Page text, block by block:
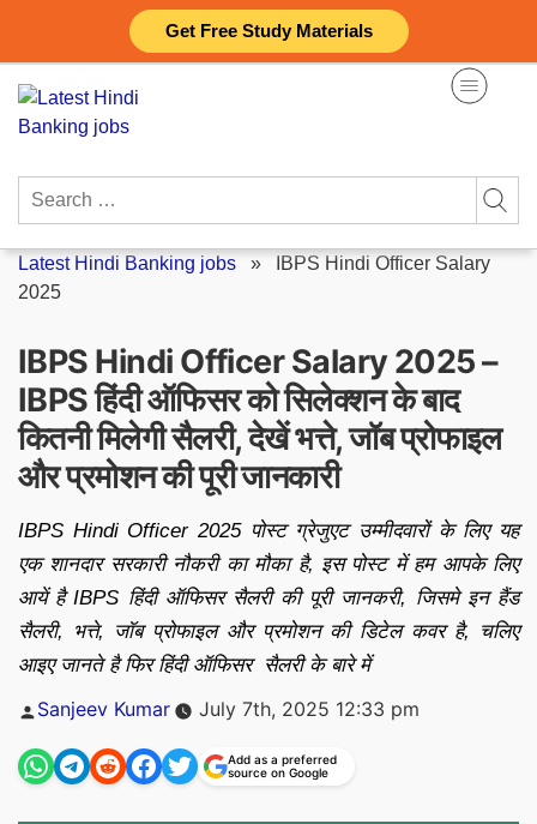
Get Free Study Materials
content
Search
Latest Hindi Banking jobs »
IBPS Hindi Officer Salary
2025
IBPS Hindi Officer Salary 2025 –
IBPS हिंदी ऑफिसर को सिलेक्शन के बाद
कितनी मिलेगी सैलरी, देखें भत्ते, जॉब प्रोफाइल
और प्रमोशन की पूरी जानकारी
IBPS Hindi Officer 2025 पोस्ट ग्रेजुएट उम्मीदवारों के लिए यह
एक शानदार सरकारी नौकरी का मौका है, इस पोस्ट में हम आपके लिए
आयें है IBPS हिंदी ऑफिसर सैलरी की पूरी जानकरी, जिसमे इन हैंड
सैलरी, भत्ते, जॉब प्रोफाइल और प्रमोशन की डिटेल कवर है, चलिए
आइए जानते है फिर हिंदी ऑफिसर सैलरी के बारे में
Posted
Sanjeev Kumar July 7th, 2025 12:33 pm
Add as a preferred
source on Google